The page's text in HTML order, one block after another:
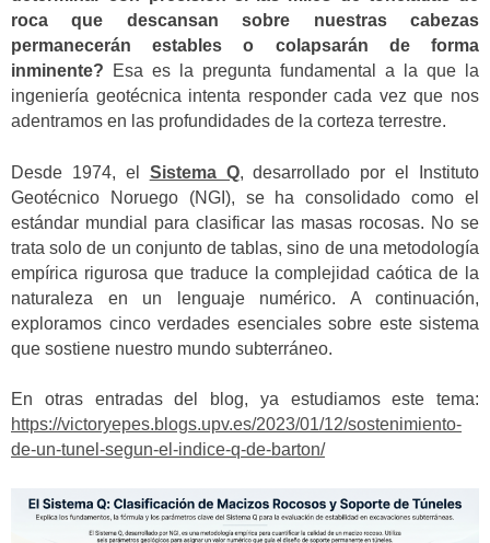
roca que descansan sobre nuestras cabezas
permanecerán estables o colapsarán de forma
inminente? Esa es la pregunta fundamental a la que la
ingeniería geotécnica intenta responder cada vez que nos
adentramos en las profundidades de la corteza terrestre.
Desde 1974, el Sistema Q, desarrollado por el Instituto
Geotécnico Noruego (NGI), se ha consolidado como el
estándar mundial para clasificar las masas rocosas. No se
trata solo de un conjunto de tablas, sino de una metodología
empírica rigurosa que traduce la complejidad caótica de la
naturaleza en un lenguaje numérico. A continuación,
exploramos cinco verdades esenciales sobre este sistema
que sostiene nuestro mundo subterráneo.
En otras entradas del blog, ya estudiamos este tema:
https://victoryepes.blogs.upv.es/2023/01/12/sostenimiento-
de-un-tunel-segun-el-indice-q-de-barton/